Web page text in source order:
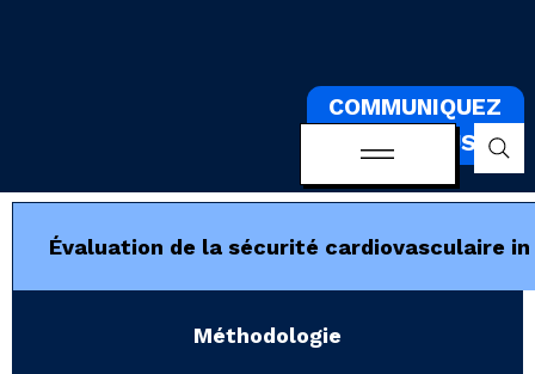
COMMUNIQUEZ
AVEC NOUS.
Évaluation de la sécurité cardiovasculaire in
Méthodologie